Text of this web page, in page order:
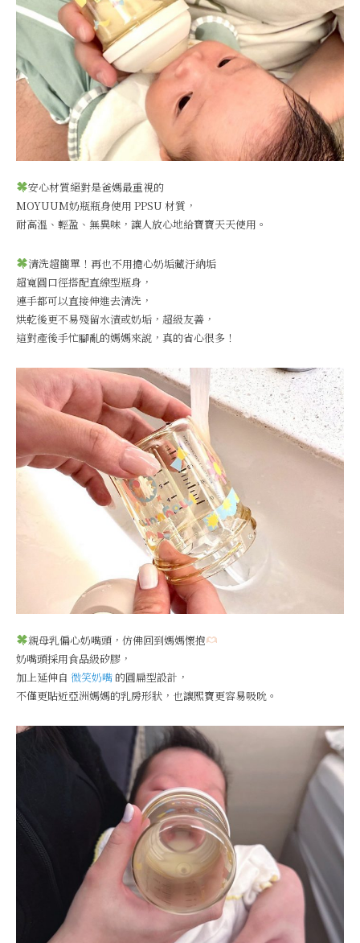
安心材質絕對是爸媽最重視的
MOYUUM奶瓶瓶身使用 PPSU 材質，
耐高溫、輕盈、無異味，讓人放心地給寶寶天天使用。
清洗超簡單！再也不用擔心奶垢藏汙納垢
超寬圓口徑搭配直線型瓶身，
連手都可以直接伸進去清洗，
烘乾後更不易殘留水漬或奶垢，超級友善，
這對產後手忙腳亂的媽媽來說，真的省心很多！
親母乳偏心奶嘴頭，仿佛回到媽媽懷抱
奶嘴頭採用食品級矽膠，
加上延伸自 微笑奶嘴 的圓扁型設計，
不僅更貼近亞洲媽媽的乳房形狀，也讓熙寶更容易吸吮。